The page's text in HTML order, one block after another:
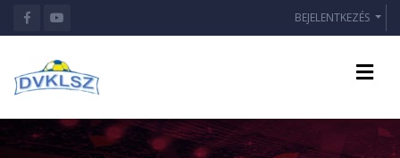
BEJELENTKEZÉS